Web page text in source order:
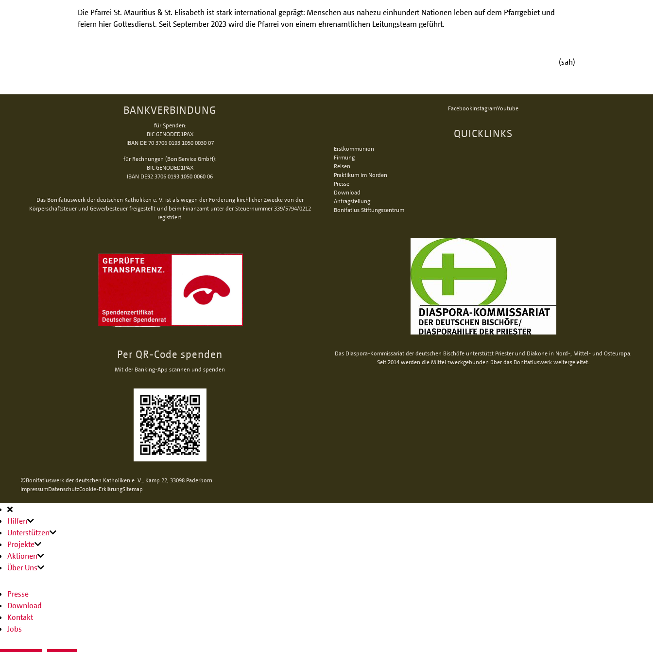
Die Pfarrei St. Mauritius & St. Elisabeth ist stark international geprägt: Menschen aus nahezu einhundert Nationen leben auf dem Pfarrgebiet und
feiern hier Gottesdienst. Seit September 2023 wird die Pfarrei von einem ehrenamtlichen Leitungsteam geführt.
(sah)
BANKVERBINDUNG
für Spenden:
BIC GENODED1PAX
IBAN DE 70 3706 0193 1050 0030 07
für Rechnungen (BoniService GmbH):
BIC GENODED1PAX
IBAN DE92 3706 0193 1050 0060 06
Das Bonifatiuswerk der deutschen Katholiken e. V. ist als wegen der Förderung kirchlicher Zwecke von der
Körperschaftsteuer und Gewerbesteuer freigestellt und beim Finanzamt unter der Steuernummer 339/5794/0212
registriert.
Per QR-Code spenden
Mit der Banking-App scannen und spenden
FacebookInstagramYoutube
QUICKLINKS
Erstkommunion
Firmung
Reisen
Praktikum im Norden
Presse
Download
Antragstellung
Bonifatius Stiftungszentrum
Das Diaspora-Kommissariat der deutschen Bischöfe unterstützt Priester und Diakone in Nord-, Mittel- und Osteuropa.
Seit 2014 werden die Mittel zweckgebunden über das Bonifatiuswerk weitergeleitet.
©Bonifatiuswerk der deutschen Katholiken e. V., Kamp 22, 33098 Paderborn
ImpressumDatenschutzCookie-ErklärungSitemap
Hauptnavigation
Hilfen
Unterstützen
Projekte
Aktionen
Über Uns
Presse
Download
Kontakt
Jobs